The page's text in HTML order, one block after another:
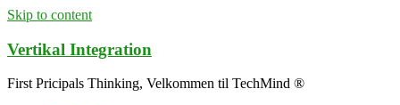
Skip to content
Vertikal Integration
First Pricipals Thinking, Velkommen til TechMind ®